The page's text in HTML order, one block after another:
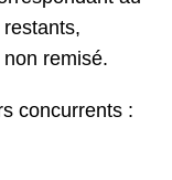
remisé.
concurrents :